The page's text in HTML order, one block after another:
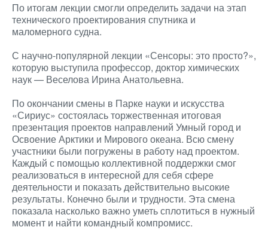
По итогам лекции смогли определить задачи на этап
технического проектирования спутника и
маломерного судна.
С научно-популярной лекции «Сенсоры: это просто?»,
которую выступила профессор, доктор химических
наук — Веселова Ирина Анатольевна.
По окончании смены в Парке науки и искусства
«Сириус» состоялась торжественная итоговая
презентация проектов направлений Умный город и
Освоение Арктики и Мирового океана. Всю смену
участники были погружены в работу над проектом.
Каждый с помощью коллективной поддержки смог
реализоваться в интересной для себя сфере
деятельности и показать действительно высокие
результаты. Конечно были и трудности. Эта смена
показала насколько важно уметь сплотиться в нужный
момент и найти командный компромисс.